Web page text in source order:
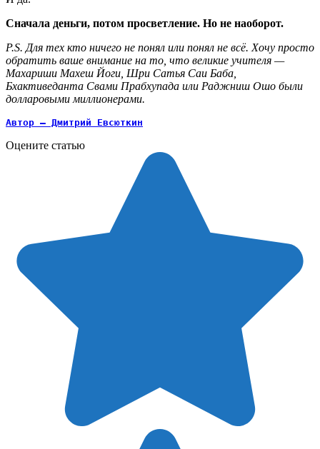
Сначала деньги, потом просветление. Но не наоборот.
P.S. Для тех кто ничего не понял или понял не всё. Хочу просто
обратить ваше внимание на то, что великие учителя —
Махариши Махеш Йоги, Шри Сатья Саи Баба,
Бхактиведанта Свами Прабхупада или Раджниш Ошо были
долларовыми миллионерами.
Автор — Дмитрий Евсюткин
Оцените статью